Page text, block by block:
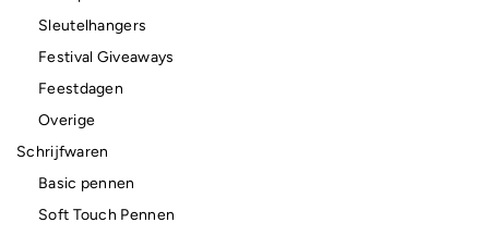
Sleutelhangers
Festival Giveaways
Feestdagen
Overige
Schrijfwaren
Basic pennen
Soft Touch Pennen